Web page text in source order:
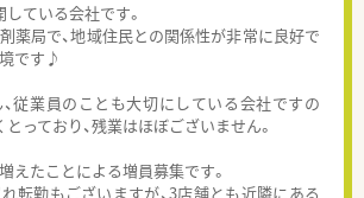
ている会社です。
薬局で、地域住民との関係性が非常に良好で
です♪
従業員のことも大切にしている会社ですの
とっており、残業はほぼございません。
えたことによる増員募集です。
転勤もございますが、3店舗とも近隣にある